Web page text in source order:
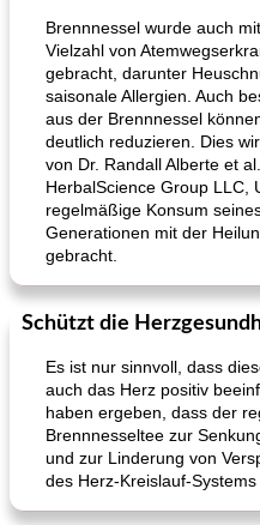
Brennnessel wurde auch
Vielzahl von
gebracht, darunter
saisonale Allergien. Auch
aus der Brennnessel
deutlich reduzieren. Dies
von Dr. Randall Alberte et
HerbalScience Group LLC,
regelmäßige Konsum
Generationen mit der
gebracht.
Schützt die
Es ist nur sinnvoll, dass
auch das Herz positiv
haben ergeben, dass der
Brennnesseltee zur
und zur Linderung von
des Herz-Kreislauf-Systems